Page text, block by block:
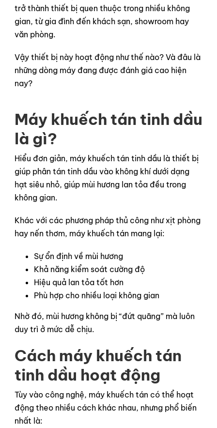
trở thành thiết bị quen thuộc trong nhiều không
gian, từ gia đình đến khách sạn, showroom hay
văn phòng.
Vậy thiết bị này hoạt động như thế nào? Và đâu là
những dòng máy đang được đánh giá cao hiện
nay?
Máy khuếch tán tinh dầu
là gì?
Hiểu đơn giản, máy khuếch tán tinh dầu là thiết bị
giúp phân tán tinh dầu vào không khí dưới dạng
hạt siêu nhỏ, giúp mùi hương lan tỏa đều trong
không gian.
Khác với các phương pháp thủ công như xịt phòng
hay nến thơm, máy khuếch tán mang lại:
Sự ổn định về mùi hương
Khả năng kiểm soát cường độ
Hiệu quả lan tỏa tốt hơn
Phù hợp cho nhiều loại không gian
Nhờ đó, mùi hương không bị “đứt quãng” mà luôn
duy trì ở mức dễ chịu.
Cách máy khuếch tán
tinh dầu hoạt động
Tùy vào công nghệ, máy khuếch tán có thể hoạt
động theo nhiều cách khác nhau, nhưng phổ biến
nhất là: